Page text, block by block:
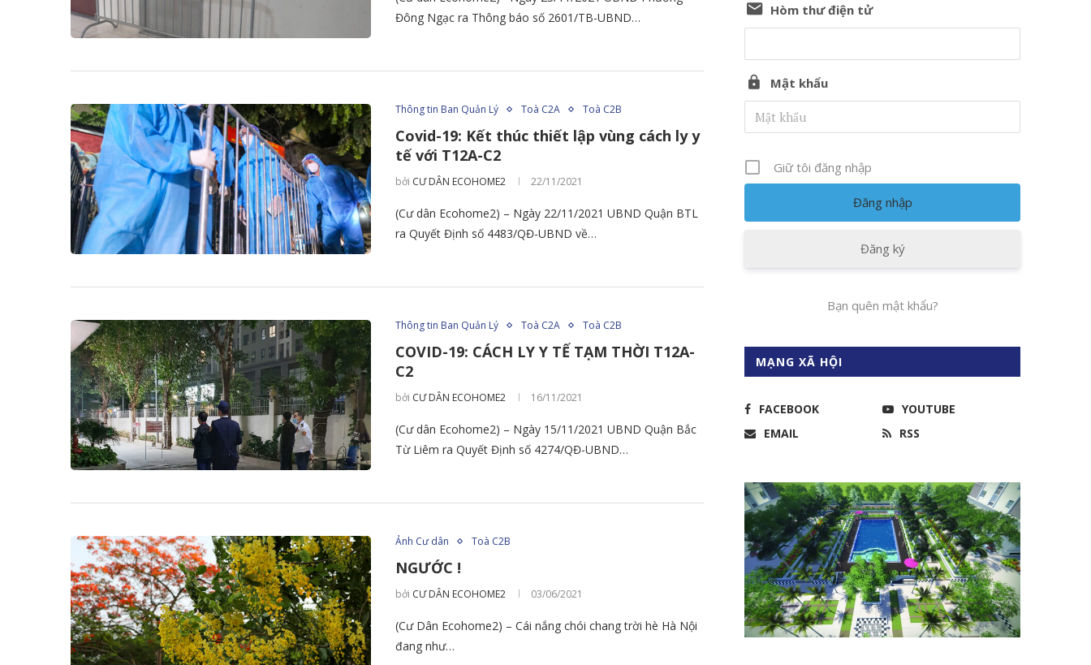
Đông Ngạc ra Thông báo số 2601/TB-UBND…
Thông tin Ban Quản Lý Toà C2A Toà C2B
Covid-19: Kết thúc thiết lập vùng cách ly y
tế với T12A-C2
bởi CƯ DÂN ECOHOME2 22/11/2021
(Cư dân Ecohome2) – Ngày 22/11/2021 UBND Quận BTL
ra Quyết Định số 4483/QĐ-UBND về…
Thông tin Ban Quản Lý Toà C2A Toà C2B
COVID-19: CÁCH LY Y TẾ TẠM THỜI T12A-
C2
bởi CƯ DÂN ECOHOME2 16/11/2021
(Cư dân Ecohome2) – Ngày 15/11/2021 UBND Quận Bắc
Từ Liêm ra Quyết Định số 4274/QĐ-UBND…
Ảnh Cư dân Toà C2B
NGƯỚC !
bởi CƯ DÂN ECOHOME2 03/06/2021
(Cư Dân Ecohome2) – Cái nắng chói chang trời hè Hà Nội
đang như…
Hòm thư điện tử
Mật khẩu
Giữ tôi đăng nhập
Đăng ký
Bạn quên mật khẩu?
MẠNG XÃ HỘI
FACEBOOK
YOUTUBE
EMAIL
RSS